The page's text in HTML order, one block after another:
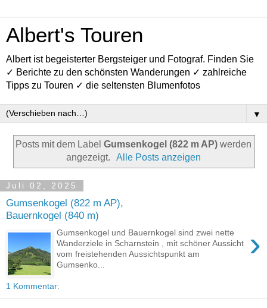
Albert's Touren
Albert ist begeisterter Bergsteiger und Fotograf. Finden Sie
✓ Berichte zu den schönsten Wanderungen ✓ zahlreiche
Tipps zu Touren ✓ die seltensten Blumenfotos
▼
Posts mit dem Label Gumsenkogel (822 m AP) werden
angezeigt.
Alle Posts anzeigen
Juli 02, 2025
Gumsenkogel (822 m AP),
Bauernkogel (840 m)
›
Gumsenkogel und Bauernkogel sind zwei nette
Wanderziele in Scharnstein , mit schöner Aussicht
vom freistehenden Aussichtspunkt am
Gumsenko...
1 Kommentar: